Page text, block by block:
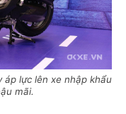
áp lực lên xe nhập khẩu
mãi.